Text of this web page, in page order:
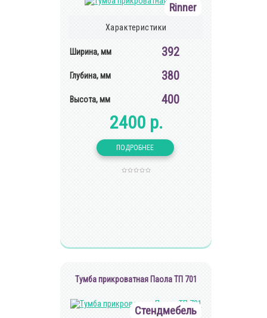
Rinner
Характеристики
Ширина, мм 392
Глубина, мм 380
Высота, мм 400
2400 р.
Тумба прикроватная Паола ТП 701
Стендмебель